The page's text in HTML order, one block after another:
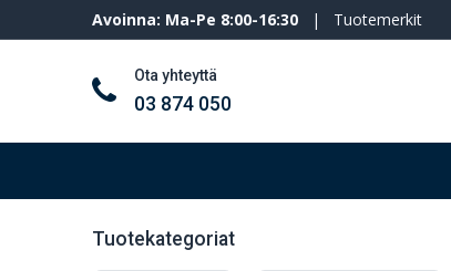
Avoinna: Ma-Pe 8:00-16:30 | Tuotemerkit
Ota yhteyttä
03 874 050
Tuotekategoriat